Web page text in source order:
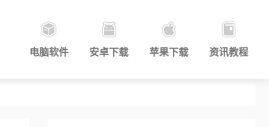
电脑软件 安卓下载 苹果下载 资讯教程